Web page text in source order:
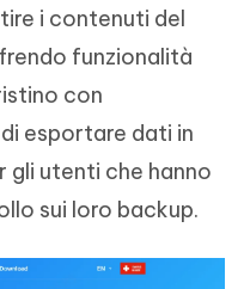
i contenuti del
funzionalità
con
esportare dati in
gli utenti che hanno
sui loro backup.